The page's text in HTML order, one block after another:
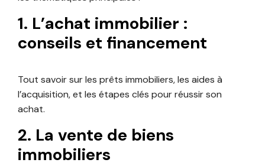
1. L’achat immobilier :
conseils et financement
Tout savoir sur les prêts immobiliers, les aides à
l’acquisition, et les étapes clés pour réussir son
achat.
2. La vente de biens
immobiliers